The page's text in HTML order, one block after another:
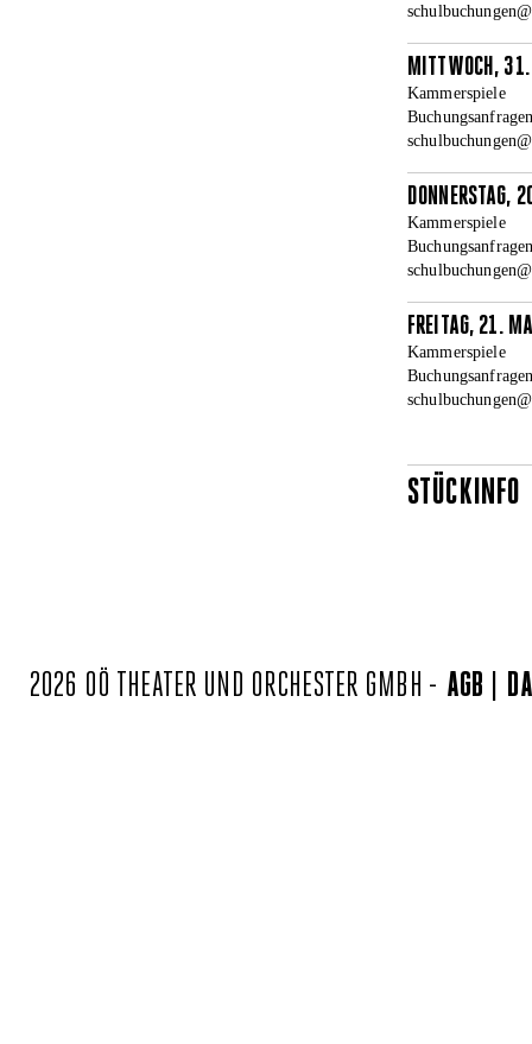
MITTWOCH,
Kammerspiele
DONNERSTAG,
Kammerspiele
FREITAG, 21.
Kammerspiele
STÜCKINFO
2026 OÖ THEATER UND ORCHESTER GMBH - AGB